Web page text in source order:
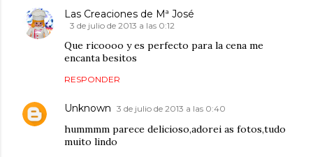
Las Creaciones de Mª José
3 de julio de 2013 a las 0:12
Que ricoooo y es perfecto para la cena me
encanta besitos
RESPONDER
Unknown 3 de julio de 2013 a las 0:40
hummmm parece delicioso,adorei as fotos,tudo
muito lindo